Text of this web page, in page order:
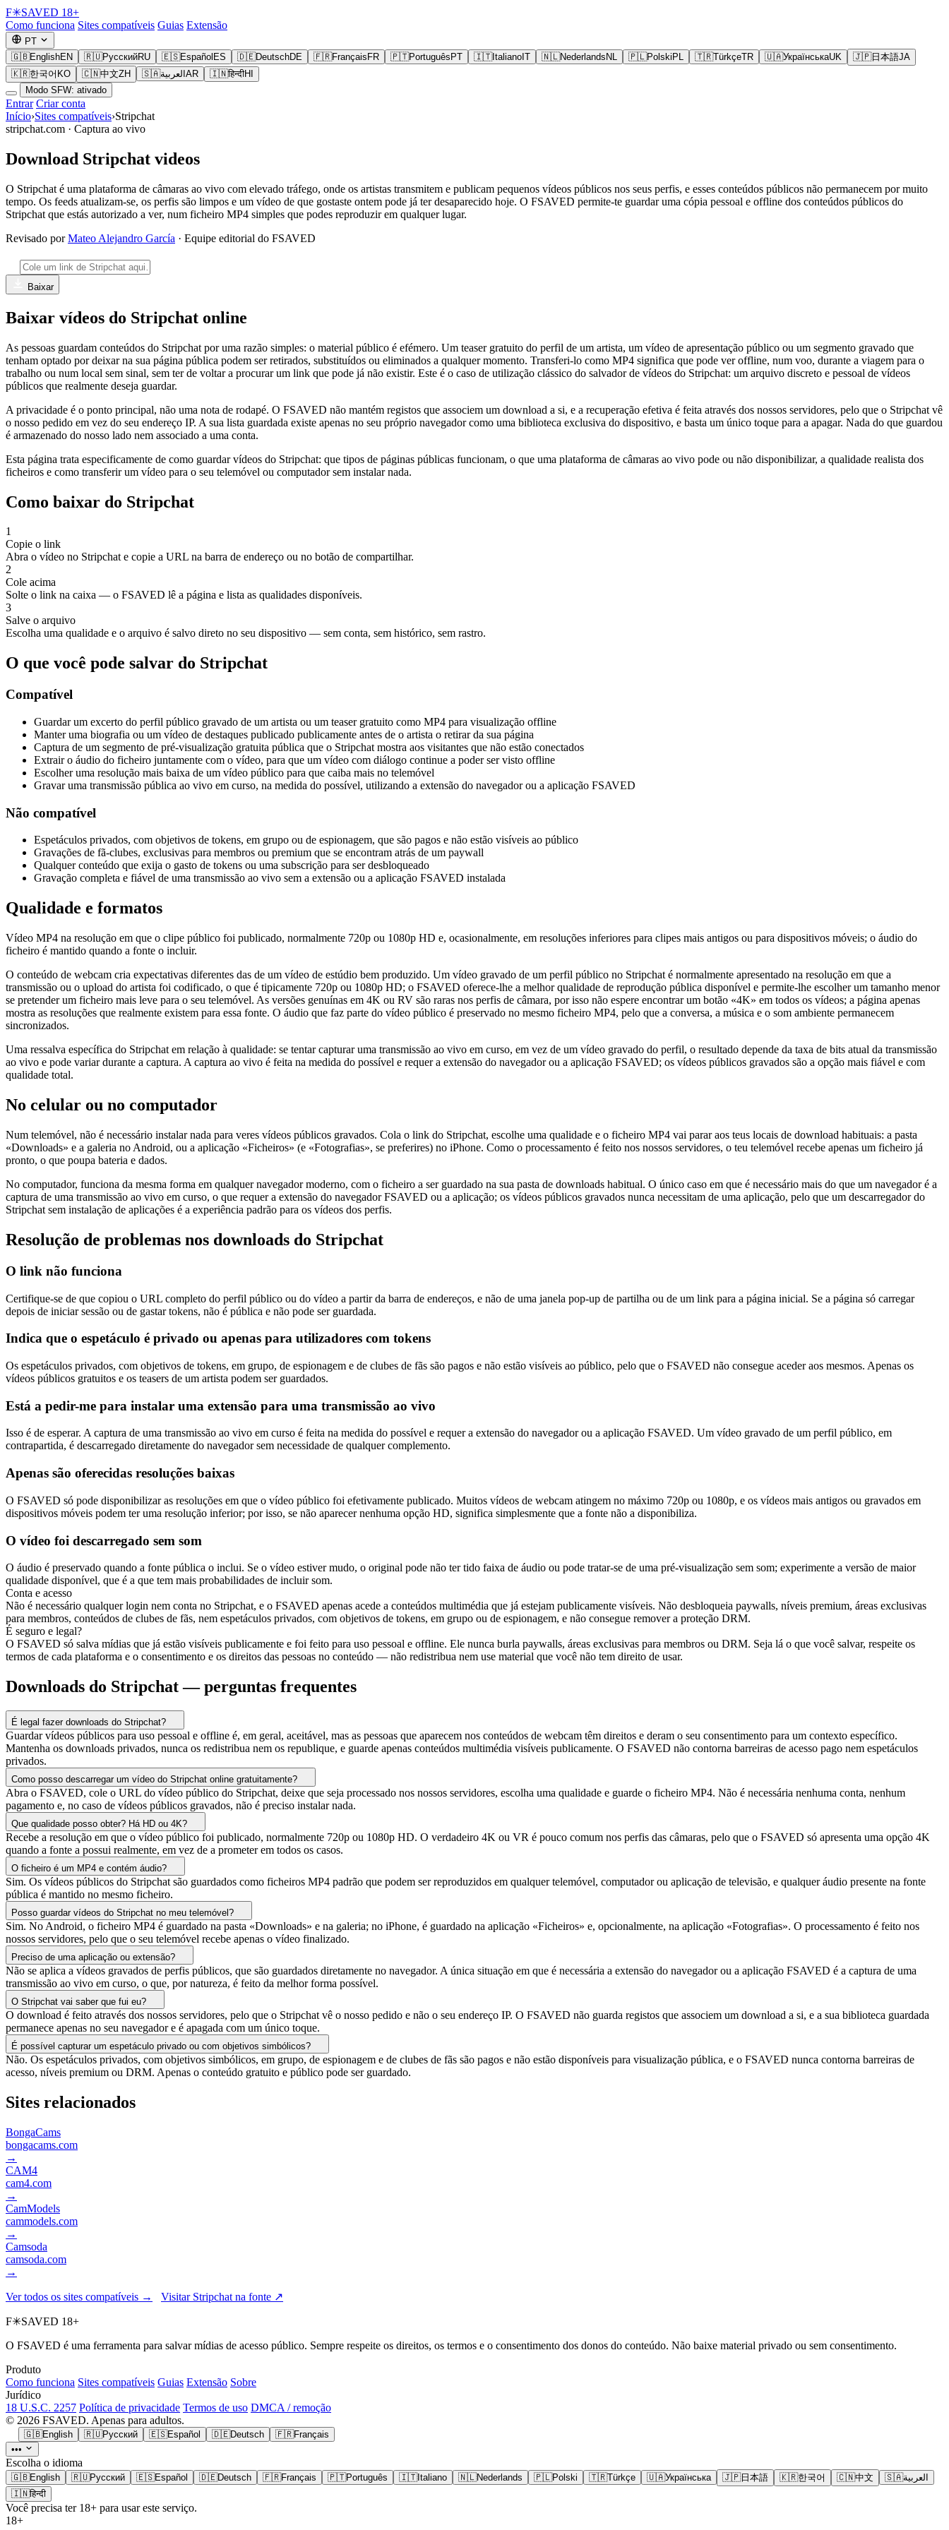
F✳SAVED 18+
Como funciona Sites compatíveis Guias Extensão
PT
🇬🇧EnglishEN 🇷🇺РусскийRU 🇪🇸Español ES 🇩🇪DeutschDE 🇫🇷Français FR 🇵🇹Português PT 🇮🇹Italiano IT 🇳🇱Nederlands NL 🇵🇱Polski PL 🇹🇷TürkçeTR 🇺🇦УкраїнськаUK 🇯🇵日本語JA
🇰🇷한국어 KO 🇨🇳中文ZH 🇸🇦العربية AR 🇮🇳हिन्दीHI
Modo SFW: ativado
Entrar Criar conta
Início›Sites compatíveis›Stripchat
stripchat.com · Captura ao vivo
Download Stripchat videos
O Stripchat é uma plataforma de câmaras ao vivo com elevado tráfego, onde os artistas transmitem e publicam pequenos vídeos públicos nos seus perfis, e esses conteúdos públicos não permanecem por muito
tempo. Os feeds atualizam-se, os perfis são limpos e um vídeo de que gostaste ontem pode já ter desaparecido hoje. O FSAVED permite-te guardar uma cópia pessoal e offline dos conteúdos públicos do
Stripchat que estás autorizado a ver, num ficheiro MP4 simples que podes reproduzir em qualquer lugar.
Revisado porMateo Alejandro García · Equipe editorial do FSAVED
Baixar
Baixar vídeos do Stripchat online
As pessoas guardam conteúdos do Stripchat por uma razão simples: o material público é efémero. Um teaser gratuito do perfil de um artista, um vídeo de apresentação público ou um segmento gravado que
tenham optado por deixar na sua página pública podem ser retirados, substituídos ou eliminados a qualquer momento. Transferi-lo como MP4 significa que pode ver offline, num voo, durante a viagem para o
trabalho ou num local sem sinal, sem ter de voltar a procurar um link que pode já não existir. Este é o caso de utilização clássico do salvador de vídeos do Stripchat: um arquivo discreto e pessoal de vídeos
públicos que realmente deseja guardar.
A privacidade é o ponto principal, não uma nota de rodapé. O FSAVED não mantém registos que associem um download a si, e a recuperação efetiva é feita através dos nossos servidores, pelo que o Stripchat vê
o nosso pedido em vez do seu endereço IP. A sua lista guardada existe apenas no seu próprio navegador como uma biblioteca exclusiva do dispositivo, e basta um único toque para a apagar. Nada do que guardou
é armazenado do nosso lado nem associado a uma conta.
Esta página trata especificamente de como guardar vídeos do Stripchat: que tipos de páginas públicas funcionam, o que uma plataforma de câmaras ao vivo pode ou não disponibilizar, a qualidade realista dos
ficheiros e como transferir um vídeo para o seu telemóvel ou computador sem instalar nada.
Como baixar do Stripchat
1
Copie o link
Abra o vídeo no Stripchat e copie a URL na barra de endereço ou no botão de compartilhar.
2
Cole acima
Solte o link na caixa — o FSAVED lê a página e lista as qualidades disponíveis.
3
Salve o arquivo
Escolha uma qualidade e o arquivo é salvo direto no seu dispositivo — sem conta, sem histórico, sem rastro.
O que você pode salvar do Stripchat
Compatível
Guardar um excerto do perfil público gravado de um artista ou um teaser gratuito como MP4 para visualização offline
Manter uma biografia ou um vídeo de destaques publicado publicamente antes de o artista o retirar da sua página
Captura de um segmento de pré-visualização gratuita pública que o Stripchat mostra aos visitantes que não estão conectados
Extrair o áudio do ficheiro juntamente com o vídeo, para que um vídeo com diálogo continue a poder ser visto offline
Escolher uma resolução mais baixa de um vídeo público para que caiba mais no telemóvel
Gravar uma transmissão pública ao vivo em curso, na medida do possível, utilizando a extensão do navegador ou a aplicação FSAVED
Não compatível
Espetáculos privados, com objetivos de tokens, em grupo ou de espionagem, que são pagos e não estão visíveis ao público
Gravações de fã-clubes, exclusivas para membros ou premium que se encontram atrás de um paywall
Qualquer conteúdo que exija o gasto de tokens ou uma subscrição para ser desbloqueado
Gravação completa e fiável de uma transmissão ao vivo sem a extensão ou a aplicação FSAVED instalada
Qualidade e formatos
Vídeo MP4 na resolução em que o clipe público foi publicado, normalmente 720p ou 1080p HD e, ocasionalmente, em resoluções inferiores para clipes mais antigos ou para dispositivos móveis; o áudio do
ficheiro é mantido quando a fonte o incluir.
O conteúdo de webcam cria expectativas diferentes das de um vídeo de estúdio bem produzido. Um vídeo gravado de um perfil público no Stripchat é normalmente apresentado na resolução em que a
transmissão ou o upload do artista foi codificado, o que é tipicamente 720p ou 1080p HD; o FSAVED oferece-lhe a melhor qualidade de reprodução pública disponível e permite-lhe escolher um tamanho menor
se pretender um ficheiro mais leve para o seu telemóvel. As versões genuínas em 4K ou RV são raras nos perfis de câmara, por isso não espere encontrar um botão «4K» em todos os vídeos; a página apenas
mostra as resoluções que realmente existem para essa fonte. O áudio que faz parte do vídeo público é preservado no mesmo ficheiro MP4, pelo que a conversa, a música e o som ambiente permanecem
sincronizados.
Uma ressalva específica do Stripchat em relação à qualidade: se tentar capturar uma transmissão ao vivo em curso, em vez de um vídeo gravado do perfil, o resultado depende da taxa de bits atual da transmissão
ao vivo e pode variar durante a captura. A captura ao vivo é feita na medida do possível e requer a extensão do navegador ou a aplicação FSAVED; os vídeos públicos gravados são a opção mais fiável e com
qualidade total.
No celular ou no computador
Num telemóvel, não é necessário instalar nada para veres vídeos públicos gravados. Cola o link do Stripchat, escolhe uma qualidade e o ficheiro MP4 vai parar aos teus locais de download habituais: a pasta
«Downloads» e a galeria no Android, ou a aplicação «Ficheiros» (e «Fotografias», se preferires) no iPhone. Como o processamento é feito nos nossos servidores, o teu telemóvel recebe apenas um ficheiro já
pronto, o que poupa bateria e dados.
No computador, funciona da mesma forma em qualquer navegador moderno, com o ficheiro a ser guardado na sua pasta de downloads habitual. O único caso em que é necessário mais do que um navegador é a
captura de uma transmissão ao vivo em curso, o que requer a extensão do navegador FSAVED ou a aplicação; os vídeos públicos gravados nunca necessitam de uma aplicação, pelo que um descarregador do
Stripchat sem instalação de aplicações é a experiência padrão para os vídeos dos perfis.
Resolução de problemas nos downloads do Stripchat
O link não funciona
Certifique-se de que copiou o URL completo do perfil público ou do vídeo a partir da barra de endereços, e não de uma janela pop-up de partilha ou de um link para a página inicial. Se a página só carregar
depois de iniciar sessão ou de gastar tokens, não é pública e não pode ser guardada.
Indica que o espetáculo é privado ou apenas para utilizadores com tokens
Os espetáculos privados, com objetivos de tokens, em grupo, de espionagem e de clubes de fãs são pagos e não estão visíveis ao público, pelo que o FSAVED não consegue aceder aos mesmos. Apenas os
vídeos públicos gratuitos e os teasers de um artista podem ser guardados.
Está a pedir-me para instalar uma extensão para uma transmissão ao vivo
Isso é de esperar. A captura de uma transmissão ao vivo em curso é feita na medida do possível e requer a extensão do navegador ou a aplicação FSAVED. Um vídeo gravado de um perfil público, em
contrapartida, é descarregado diretamente do navegador sem necessidade de qualquer complemento.
Apenas são oferecidas resoluções baixas
O FSAVED só pode disponibilizar as resoluções em que o vídeo público foi efetivamente publicado. Muitos vídeos de webcam atingem no máximo 720p ou 1080p, e os vídeos mais antigos ou gravados em
dispositivos móveis podem ter uma resolução inferior; por isso, se não aparecer nenhuma opção HD, significa simplesmente que a fonte não a disponibiliza.
O vídeo foi descarregado sem som
O áudio é preservado quando a fonte pública o inclui. Se o vídeo estiver mudo, o original pode não ter tido faixa de áudio ou pode tratar-se de uma pré-visualização sem som; experimente a versão de maior
qualidade disponível, que é a que tem mais probabilidades de incluir som.
Conta e acesso
Não é necessário qualquer login nem conta no Stripchat, e o FSAVED apenas acede a conteúdos multimédia que já estejam publicamente visíveis. Não desbloqueia paywalls, níveis premium, áreas exclusivas
para membros, conteúdos de clubes de fãs, nem espetáculos privados, com objetivos de tokens, em grupo ou de espionagem, e não consegue remover a proteção DRM.
É seguro e legal?
O FSAVED só salva mídias que já estão visíveis publicamente e foi feito para uso pessoal e offline. Ele nunca burla paywalls, áreas exclusivas para membros ou DRM. Seja lá o que você salvar, respeite os
termos de cada plataforma e o consentimento e os direitos das pessoas no conteúdo — não redistribua nem use material que você não tem direito de usar.
Downloads do Stripchat — perguntas frequentes
É legal fazer downloads do Stripchat?
Guardar vídeos públicos para uso pessoal e offline é, em geral, aceitável, mas as pessoas que aparecem nos conteúdos de webcam têm direitos e deram o seu consentimento para um contexto específico.
Mantenha os downloads privados, nunca os redistribua nem os republique, e guarde apenas conteúdos multimédia visíveis publicamente. O FSAVED não contorna barreiras de acesso pago nem espetáculos
privados.
Como posso descarregar um vídeo do Stripchat online gratuitamente?
Abra o FSAVED, cole o URL do vídeo público do Stripchat, deixe que seja processado nos nossos servidores, escolha uma qualidade e guarde o ficheiro MP4. Não é necessária nenhuma conta, nenhum
pagamento e, no caso de vídeos públicos gravados, não é preciso instalar nada.
Que qualidade posso obter? Há HD ou 4K?
Recebe a resolução em que o vídeo público foi publicado, normalmente 720p ou 1080p HD. O verdadeiro 4K ou VR é pouco comum nos perfis das câmaras, pelo que o FSAVED só apresenta uma opção 4K
quando a fonte a possui realmente, em vez de a prometer em todos os casos.
O ficheiro é um MP4 e contém áudio?
Sim. Os vídeos públicos do Stripchat são guardados como ficheiros MP4 padrão que podem ser reproduzidos em qualquer telemóvel, computador ou aplicação de televisão, e qualquer áudio presente na fonte
pública é mantido no mesmo ficheiro.
Posso guardar vídeos do Stripchat no meu telemóvel?
Sim. No Android, o ficheiro MP4 é guardado na pasta «Downloads» e na galeria; no iPhone, é guardado na aplicação «Ficheiros» e, opcionalmente, na aplicação «Fotografias». O processamento é feito nos
nossos servidores, pelo que o seu telemóvel recebe apenas o vídeo finalizado.
Preciso de uma aplicação ou extensão?
Não se aplica a vídeos gravados de perfis públicos, que são guardados diretamente no navegador. A única situação em que é necessária a extensão do navegador ou a aplicação FSAVED é a captura de uma
transmissão ao vivo em curso, o que, por natureza, é feito da melhor forma possível.
O Stripchat vai saber que fui eu?
O download é feito através dos nossos servidores, pelo que o Stripchat vê o nosso pedido e não o seu endereço IP. O FSAVED não guarda registos que associem um download a si, e a sua biblioteca guardada
permanece apenas no seu navegador e é apagada com um único toque.
É possível capturar um espetáculo privado ou com objetivos simbólicos?
Não. Os espetáculos privados, com objetivos simbólicos, em grupo, de espionagem e de clubes de fãs são pagos e não estão disponíveis para visualização pública, e o FSAVED nunca contorna barreiras de
acesso, níveis premium ou DRM. Apenas o conteúdo gratuito e público pode ser guardado.
Sites relacionados
BongaCams
bongacams.com
→
CAM4
cam4.com
→
CamModels
cammodels.com
→
Camsoda
camsoda.com
→
Ver todos os sites compatíveis → Visitar Stripchat na fonte ↗
F✳SAVED 18+
O FSAVED é uma ferramenta para salvar mídias de acesso público. Sempre respeite os direitos, os termos e o consentimento dos donos do conteúdo. Não baixe material privado ou sem consentimento.
Produto
Como funciona Sites compatíveis Guias Extensão Sobre
Jurídico
18 U.S.C. 2257 Política de privacidade Termos de uso DMCA / remoção
© 2026 FSAVED. Apenas para adultos.
🇬🇧English 🇷🇺Русский 🇪🇸Español 🇩🇪Deutsch 🇫🇷Français
•••
Escolha o idioma
🇬🇧English 🇷🇺Русский 🇪🇸Español 🇩🇪Deutsch 🇫🇷Français 🇵🇹Português 🇮🇹Italiano 🇳🇱Nederlands 🇵🇱Polski 🇹🇷Türkçe 🇺🇦Українська 🇯🇵日本語 🇰🇷한국어 🇨🇳中文 🇸🇦العربية
🇮🇳हिन्दी
Você precisa ter 18+ para usar este serviço.
18+